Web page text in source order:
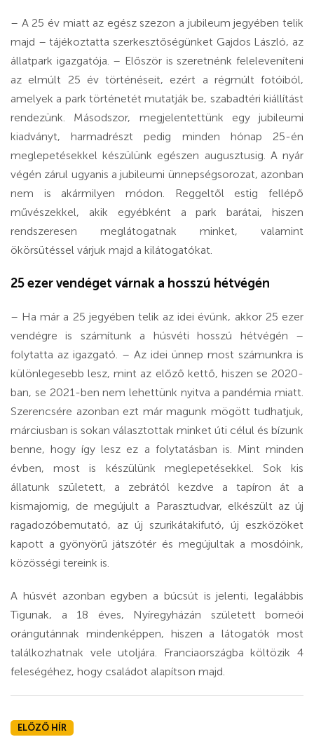
– A 25 év miatt az egész szezon a jubileum jegyében telik
majd – tájékoztatta szerkesztőségünket Gajdos László, az
állatpark igazgatója. – Először is szeretnénk feleleveníteni
az elmúlt 25 év történéseit, ezért a régmúlt fotóiból,
amelyek a park történetét mutatják be, szabadtéri kiállítást
rendezünk. Másodszor, megjelentettünk egy jubileumi
kiadványt, harmadrészt pedig minden hónap 25-én
meglepetésekkel készülünk egészen augusztusig. A nyár
végén zárul ugyanis a jubileumi ünnepségsorozat, azonban
nem is akármilyen módon. Reggeltől estig fellépő
művészekkel, akik egyébként a park barátai, hiszen
rendszeresen meglátogatnak minket, valamint
ökörsütéssel várjuk majd a kilátogatókat.
25 ezer vendéget várnak a hosszú hétvégén
– Ha már a 25 jegyében telik az idei évünk, akkor 25 ezer
vendégre is számítunk a húsvéti hosszú hétvégén –
folytatta az igazgató. – Az idei ünnep most számunkra is
különlegesebb lesz, mint az előző kettő, hiszen se 2020-
ban, se 2021-ben nem lehettünk nyitva a pandémia miatt.
Szerencsére azonban ezt már magunk mögött tudhatjuk,
márciusban is sokan választottak minket úti célul és bízunk
benne, hogy így lesz ez a folytatásban is. Mint minden
évben, most is készülünk meglepetésekkel. Sok kis
állatunk született, a zebrától kezdve a tapíron át a
kismajomig, de megújult a Parasztudvar, elkészült az új
ragadozóbemutató, az új szurikátakifutó, új eszközöket
kapott a gyönyörű játszótér és megújultak a mosdóink,
közösségi tereink is.
A húsvét azonban egyben a búcsút is jelenti, legalábbis
Tigunak, a 18 éves, Nyíregyházán született borneói
orángutánnak mindenképpen, hiszen a látogatók most
találkozhatnak vele utoljára. Franciaországba költözik 4
feleségéhez, hogy családot alapítson majd.
ELŐZŐ HÍR